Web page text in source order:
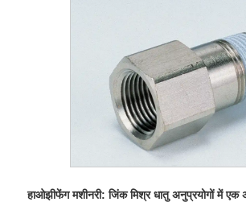
हाओझीफेंग मशीनरी: जिंक मिश्र धातु अनुप्रयोगों में एक